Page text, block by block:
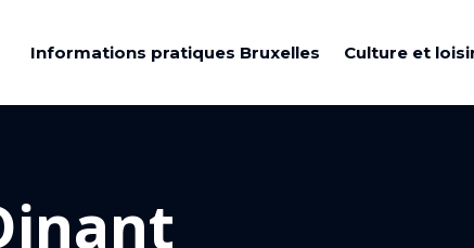
Informations pratiques Bruxelles Culture et